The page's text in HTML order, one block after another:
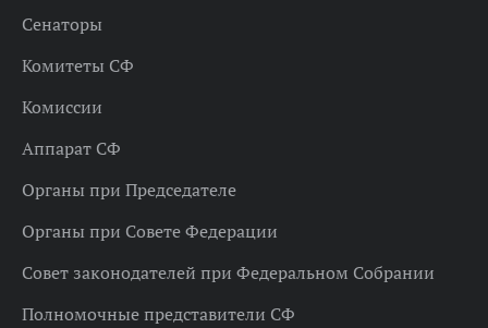
Сенаторы
Комитеты СФ
Комиссии
Аппарат СФ
Органы при Председателе
Органы при Совете Федерации
Совет законодателей при Федеральном Собрании
Полномочные представители СФ